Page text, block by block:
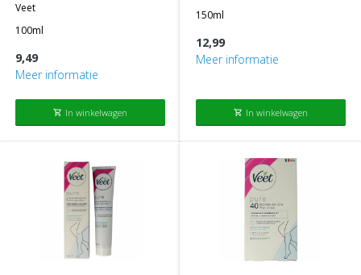
veet
100ml
9,49
Meer informatie
shopping_cart In winkelwagen
150ml
12,99
Meer informatie
shopping_cart In winkelwagen